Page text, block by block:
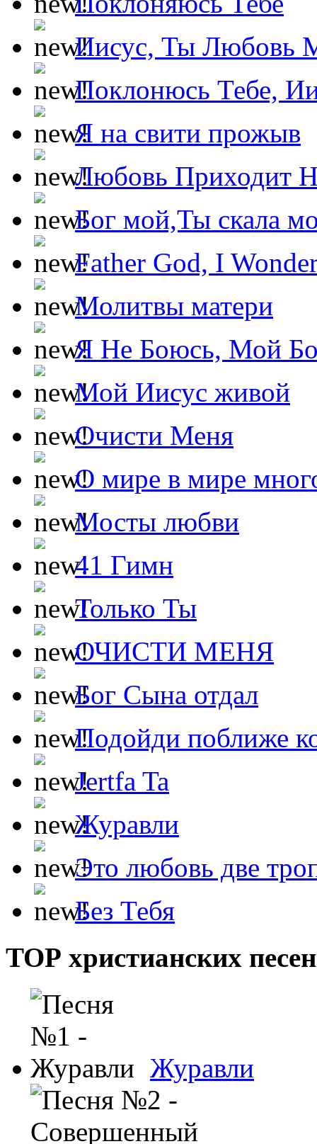
Иисус, Ты Любовь
Поклонюсь Тебе,
Я на свити прожыв
Любовь Приходит
Бог мой,Ты скала
Father God, I
Молитвы матери
Я Не Боюсь, Мой
Мой Иисус живой
Очисти Меня
О мире в мире
Мосты любви
41 Гимн
Только Ты
ОЧИСТИ МЕНЯ
Бог Сына отдал
Подойди поближе
Jertfa Ta
Журавли
Это любовь две
Без Тебя
ТОР христианских песен
Журавли